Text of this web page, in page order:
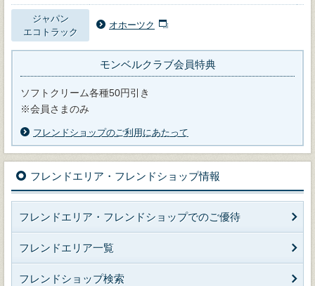
ジャパン
エコトラック
オホーツク
モンベルクラブ会員特典
ソフトクリーム各種50円引き
※会員さまのみ
フレンドショップのご利用にあたって
フレンドエリア・フレンドショップ情報
フレンドエリア・フレンドショップでのご優待
フレンドエリア一覧
フレンドショップ検索